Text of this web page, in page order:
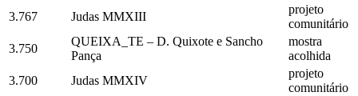
3.767
Judas MMXIII
projeto
comunitário
3.750
QUEIXA_TE – D. Quixote e Sancho
Pança
mostra
acolhida
3.700
Judas MMXIV
projeto
comunitário